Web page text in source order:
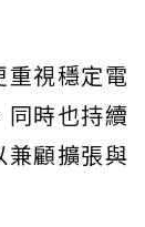
視穩定電
時也持續
兼顧擴張與